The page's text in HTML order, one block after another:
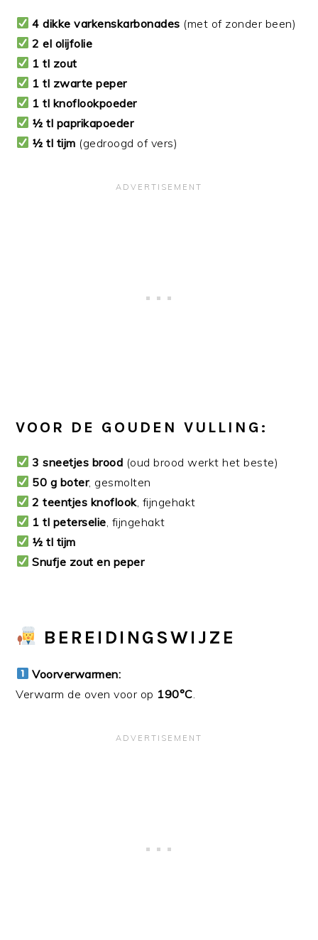
4 dikke varkenskarbonades (met of zonder been)
2 el olijfolie
1 tl zout
1 tl zwarte peper
1 tl knoflookpoeder
½ tl paprikapoeder
½ tl tijm (gedroogd of vers)
VOOR DE GOUDEN VULLING:
3 sneetjes brood (oud brood werkt het beste)
50 g boter, gesmolten
2 teentjes knoflook, fijngehakt
1 tl peterselie , fijngehakt
½ tl tijm
Snufje zout en peper
BEREIDINGSWIJZE
Voorverwarmen:
Verwarm de oven voor op 190°C